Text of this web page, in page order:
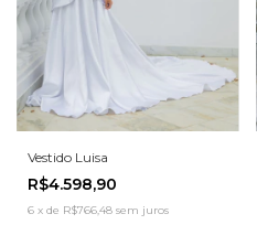
Vestido Luisa
R$4.598,90
6 x de R$766,48 sem juros